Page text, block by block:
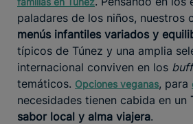
paladares de los niños, nuestros
menús infantiles variados y
típicos de Túnez y una amplia
internacional conviven en los
temáticos. Opciones veganas, para
necesidades tienen cabida en un
sabor local y alma viajera.